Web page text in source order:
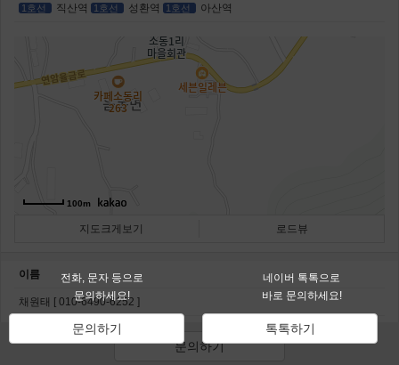
전화, 문자 등으로
문의하세요!
네이버 톡톡으로
바로 문의하세요!
문의하기 톡톡하기
1호선 직산역 1호선 성환역 1호선 아산역
100m
지도크게보기 로드뷰
이름
채원태 [ 010-6490-6252 ]
문의하기